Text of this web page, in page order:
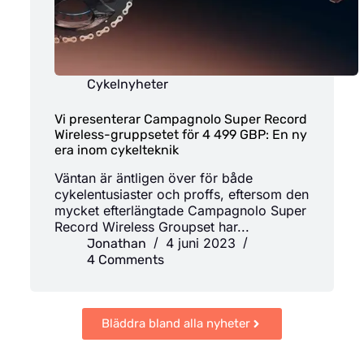
Cykelnyheter
Vi presenterar Campagnolo Super Record
Wireless-gruppsetet för 4 499 GBP: En ny
era inom cykelteknik
‍Väntan är äntligen över för både
cykelentusiaster och proffs, eftersom den
mycket efterlängtade Campagnolo Super
Record Wireless Groupset har...
Jonathan 4 juni 2023
4 Comments
Bläddra bland alla nyheter